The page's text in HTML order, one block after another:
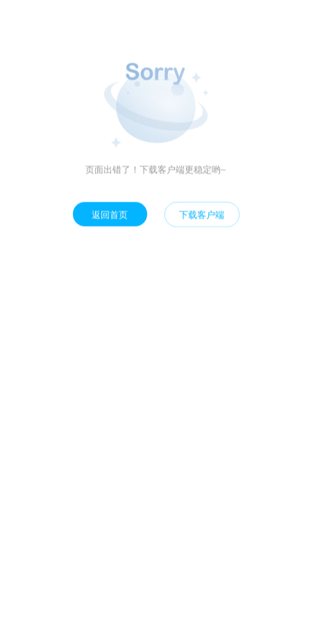
页面出错了！下载客户端更稳定哟~
返回首页 下载客户端